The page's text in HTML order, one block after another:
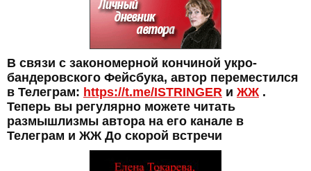
В связи с закономерной кончиной укро-
бандеровского Фейсбука, автор переместился
в Телеграм: https://t.me/ISTRINGER и ЖЖ.
Теперь вы регулярно можете читать
размышлизмы автора на его канале в
Телеграм и ЖЖ До скорой встречи